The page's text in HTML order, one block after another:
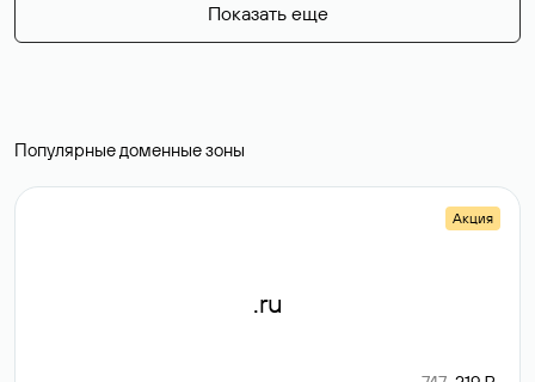
Показать еще
Популярные доменные зоны
Акция
.ru